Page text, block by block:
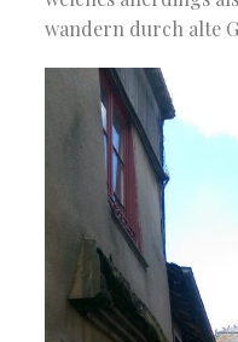
wandern durch alte